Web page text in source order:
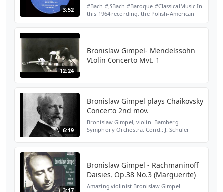
3:52
#Bach #JSBach #Baroque #ClassicalMusic In
this 1964 recording, the Polish-American
12:24
Bronislaw Gimpel- Mendelssohn
VIolin Concerto Mvt. 1
6:19
Bronislaw Gimpel plays Chaikovsky
Concerto 2nd mov.
Bronislaw Gimpel, violin. Bamberg
Symphony Orchestra. Cond.: J. Schuler
3:17
Bronislaw Gimpel - Rachmaninoff
Daisies, Op.38 No.3 (Marguerite)
Amazing violinist Bronislaw Gimpel